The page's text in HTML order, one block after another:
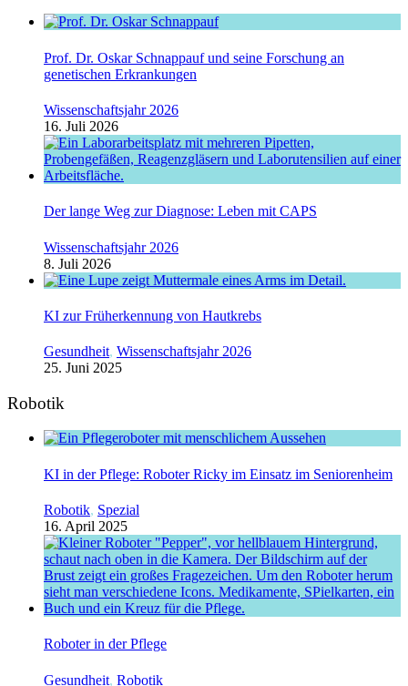
Prof. Dr. Oskar Schnappauf und seine Forschung an
genetischen Erkrankungen
Wissenschaftsjahr 2026
16. Juli 2026
Der lange Weg zur Diagnose: Leben mit CAPS
Wissenschaftsjahr 2026
8. Juli 2026
KI zur Früherkennung von Hautkrebs
Gesundheit, Wissenschaftsjahr 2026
25. Juni 2025
Robotik
KI in der Pflege: Roboter Ricky im Einsatz im Seniorenheim
Robotik, Spezial
16. April 2025
Roboter in der Pflege
Gesundheit, Robotik